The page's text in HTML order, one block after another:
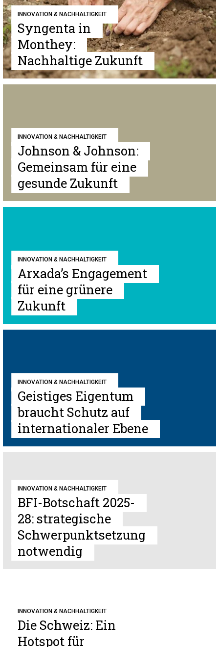
INNOVATION & NACHHALTIGKEIT
Syngenta in
Monthey:
Nachhaltige Zukunft
INNOVATION & NACHHALTIGKEIT
Johnson & Johnson:
Gemeinsam für eine
gesunde Zukunft
INNOVATION & NACHHALTIGKEIT
Arxada’s Engagement
für eine grünere
Zukunft
INNOVATION & NACHHALTIGKEIT
Geistiges Eigentum
braucht Schutz auf
internationaler Ebene
INNOVATION & NACHHALTIGKEIT
BFI-Botschaft 2025-
28: strategische
Schwerpunktsetzung
notwendig
INNOVATION & NACHHALTIGKEIT
Die Schweiz: Ein
Hotspot für